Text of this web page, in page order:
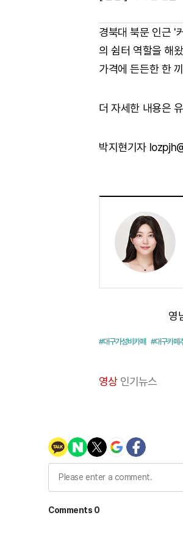
경북대 북문 인근 '
의 쉼터 역할을 해
가격에 든든한 한
더 자세한 내용은
박지현기자
영
#대구가성비카페 #대구카페
영상 인기뉴스